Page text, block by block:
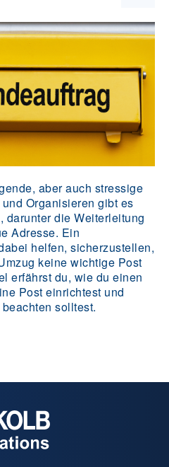
aber auch stressige
Organisieren gibt es
die Weiterleitung
Adresse. Ein
helfen, sicherzustellen,
keine wichtige Post
erfährst du, wie du einen
Post einrichtest und
solltest.